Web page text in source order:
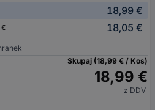
18,99 €
18,05 €
Skupaj (18,99 € / Kos)
18,99 €
z DDV